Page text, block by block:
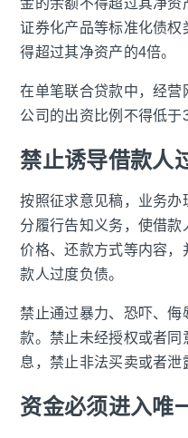
证券化产品等标准化债权
得超过其净资产的4倍。
在单笔联合贷款中，经
公司的出资比例不得低于
禁止诱导借款人
按照征求意见稿，业务
分履行告知义务，使借款
价格、还款方式等内容
款人过度负债。
禁止通过暴力、恐吓、侮
款。禁止未经授权或者
息，禁止非法买卖或者泄
资金必须进入唯